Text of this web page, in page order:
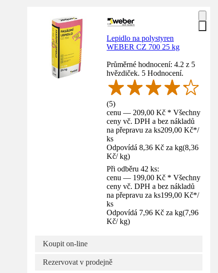
Lepidlo na polystyren
WEBER CZ 700 25 kg
Průměrné hodnocení: 4.2 z 5
hvězdiček. 5 Hodnocení.
(5)
cenu — 209,00 Kč * Všechny
ceny vč. DPH a bez nákladů
na přepravu za ks209,00 Kč*/
ks
Odpovídá 8,36 Kč za kg(8,36
Kč/ kg)
Při odběru 42 ks:
cenu — 199,00 Kč * Všechny
ceny vč. DPH a bez nákladů
na přepravu za ks199,00 Kč*/
ks
Odpovídá 7,96 Kč za kg(7,96
Kč/ kg)
Koupit on-line
Rezervovat v prodejně